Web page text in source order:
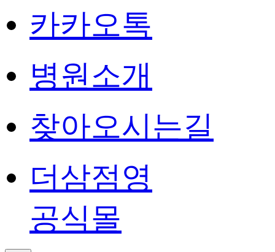
카카오톡
병원소개
찾아오시는길
더삼점영
공식몰